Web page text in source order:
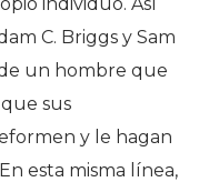
C. Briggs y Sam
un hombre que
sus
y le hagan
esta misma línea,